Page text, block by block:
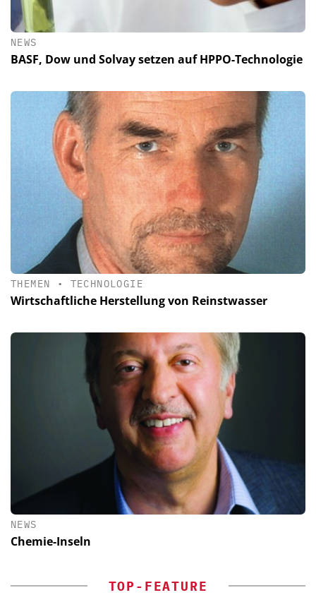
NEWS
BASF, Dow und Solvay setzen auf HPPO-Technologie
THEMEN • TECHNOLOGIE
Wirtschaftliche Herstellung von Reinstwasser
NEWS
Chemie-Inseln
TOP-FEATURE